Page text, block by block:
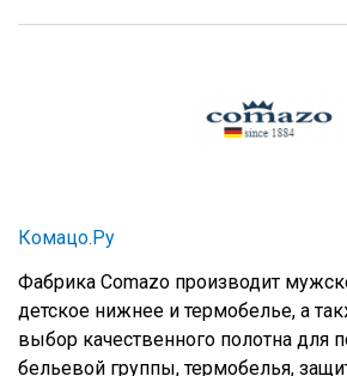
Комацо.Ру
Фабрика Comazo производит
детское нижнее и термобелье, а
выбор качественного полотна для
бельевой группы, термобелья,